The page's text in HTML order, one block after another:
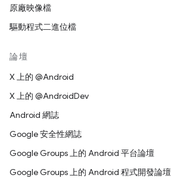
原廠映像檔
驅動程式二進位檔
論壇
X 上的 @Android
X 上的 @AndroidDev
Android 網誌
Google 安全性網誌
Google Groups 上的 Android 平台論壇
Google Groups 上的 Android 程式開發論壇